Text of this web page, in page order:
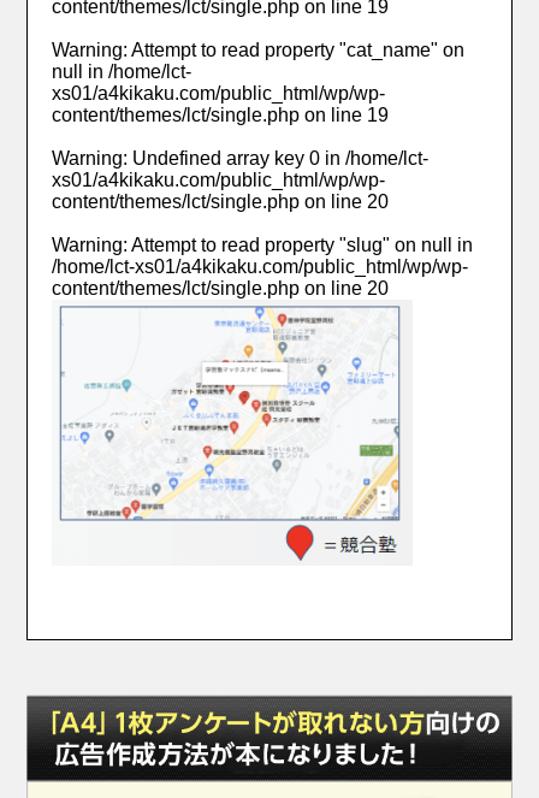
content/themes/lct/single.php on line 19
Warning: Attempt to read property "cat_name" on
null in/home/lct-
xs01/a4kikaku.com/public_html/wp/wp-
content/themes/lct/single.php on line 19
Warning: Undefined array key 0 in/home/lct-
xs01/a4kikaku.com/public_html/wp/wp-
content/themes/lct/single.php on line 20
Warning: Attempt to read property "slug" on null in
/home/lct-xs01/a4kikaku.com/public_html/wp/wp-
content/themes/lct/single.php on line 20